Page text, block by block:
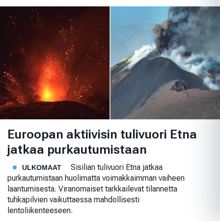
Euroopan aktiivisin tulivuori Etna
jatkaa purkautumistaan
ULKOMAAT
Sisilian tulivuori Etna jatkaa
purkautumistaan huolimatta voimakkaimman vaiheen
laantumisesta. Viranomaiset tarkkailevat tilannetta
tuhkapilvien vaikuttaessa mahdollisesti
lentoliikenteeseen.